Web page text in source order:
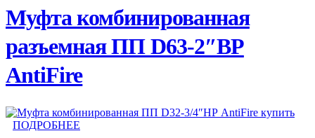
Муфта комбинированная
разъемная ПП D63-2″ВР
AntiFire
ПОДРОБНЕЕ